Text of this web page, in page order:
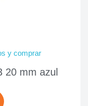
y comprar
20 mm azul